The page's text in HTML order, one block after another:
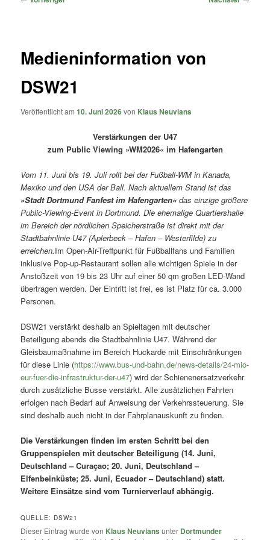
Medieninformation von
DSW21
Veröffentlicht am10. Juni 2026von Klaus Neuvians
Verstärkungen der U47
zum Public Viewing »WM2026« im Hafengarten
Vom 11. Juni bis 19. Juli rollt bei der Fußball-WM in Kanada,
Mexiko und den USA der Ball. Nach aktuellem Stand ist das
»Stadt Dortmund Fanfest im Hafengarten« das einzige größere
Public-Viewing-Event in Dortmund. Die ehemalige Quartiershalle
im Bereich der nördlichen Speicherstraße ist direkt mit der
Stadtbahnlinie U47 (Aplerbeck – Hafen – Westerfilde) zu
erreichen.Im Open-Air-Treffpunkt für Fußballfans und Familien
inklusive Pop-up-Restaurant sollen alle wichtigen Spiele in der
Anstoßzeit von 19 bis 23 Uhr auf einer 50 qm großen LED-Wand
übertragen werden. Der Eintritt ist frei, es ist Platz für ca. 3.000
Personen.
DSW21 verstärkt deshalb an Spieltagen mit deutscher
Beteiligung abends die Stadtbahnlinie U47. Während der
Gleisbaumaßnahme im Bereich Huckarde mit Einschränkungen
für diese Linie (https://www.bus-und-bahn.de/news-details/24-mio-
eur-fuer-die-infrastruktur-der-u47) wird der Schienenersatzverkehr
durch zusätzliche Busse verstärkt. Alle zusätzlichen Fahrten
erfolgen nach Bedarf auf Anweisung der Verkehrssteuerung. Sie
sind deshalb auch nicht in der Fahrplanauskunft zu finden.
Die Verstärkungen finden im ersten Schritt bei den
Gruppenspielen mit deutscher Beteiligung (14. Juni,
Deutschland – Curaçao; 20. Juni, Deutschland –
Elfenbeinküste; 25. Juni, Ecuador – Deutschland) statt.
Weitere Einsätze sind vom Turnierverlauf abhängig.
QUELLE: DSW21
Dieser Eintrag wurde von Klaus Neuvians unter Dortmunder